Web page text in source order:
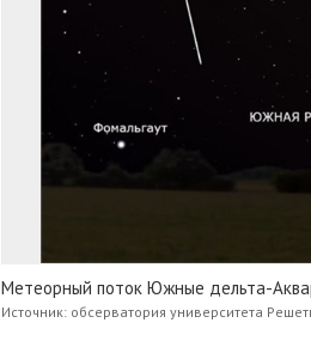
Метеорный поток Южные дельта-
Источник: обсерватория университета